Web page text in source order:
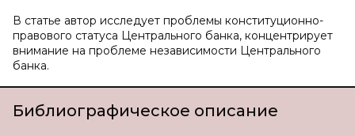
В статье автор исследует проблемы конституционно-
правового статуса Центрального банка, концентрирует
внимание на проблеме независимости Центрального
банка.
Библиографическое описание